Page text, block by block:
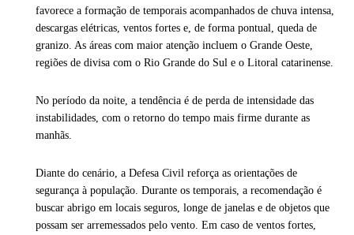
favorece a formação de temporais acompanhados de chuva intensa,
descargas elétricas, ventos fortes e, de forma pontual, queda de
granizo. As áreas com maior atenção incluem o Grande Oeste,
regiões de divisa com o Rio Grande do Sul e o Litoral catarinense.
No período da noite, a tendência é de perda de intensidade das
instabilidades, com o retorno do tempo mais firme durante as
manhãs.
Diante do cenário, a Defesa Civil reforça as orientações de
segurança à população. Durante os temporais, a recomendação é
buscar abrigo em locais seguros, longe de janelas e de objetos que
possam ser arremessados pelo vento. Em caso de ventos fortes,